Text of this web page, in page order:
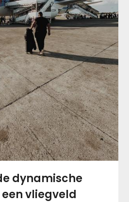
dynamische
vliegveld